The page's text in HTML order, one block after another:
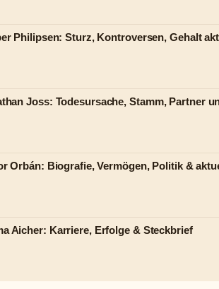
Philipsen: Sturz, Kontroversen, Gehalt
Joss: Todesursache, Stamm, Partner
Orbán: Biografie, Vermögen, Politik &
Aicher: Karriere, Erfolge & Steckbrief